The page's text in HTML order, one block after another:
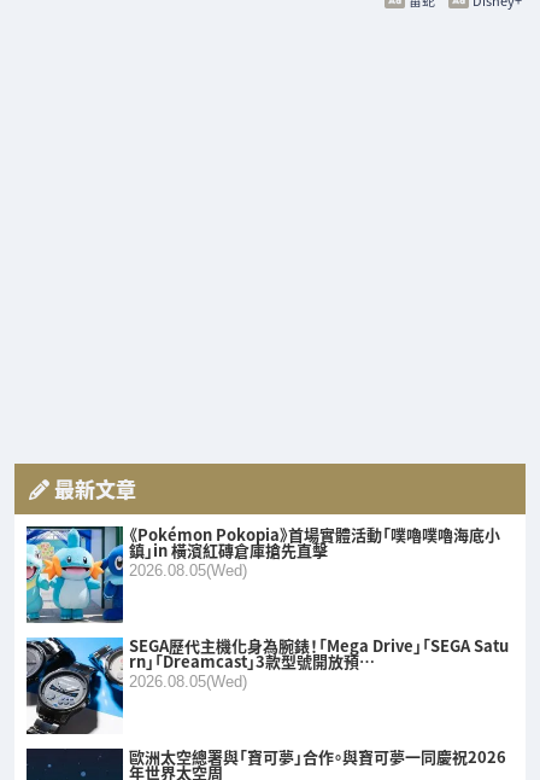
最新文章
《Pokémon Pokopia》首場實體活動「噗嚕噗嚕海底小
鎮」in 橫濱紅磚倉庫搶先直擊
2026.08.05(Wed)
SEGA歷代主機化身為腕錶！「Mega Drive」「SEGA Satu
rn」「Dreamcast」3款型號開放預…
2026.08.05(Wed)
歐洲太空總署與「寶可夢」合作。與寶可夢一同慶祝2026
年世界太空周